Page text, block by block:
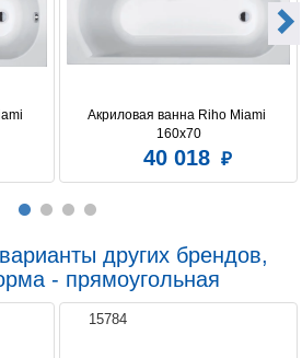
Акриловая ванна Riho Miami
160x70
40 018
других брендов,
- прямоугольная
15784